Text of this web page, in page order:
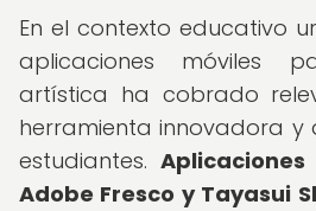
En el contexto educativo
aplicaciones móviles
artística ha cobrado
herramienta innovadora y
estudiantes.
Adobe Fresco y Tayasui